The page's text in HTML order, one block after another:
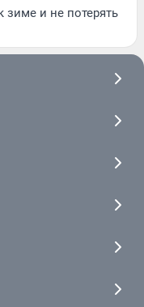
зиме и не потерять